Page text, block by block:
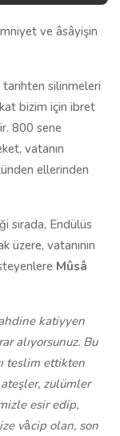
ve âsâyişin
tarihten silinmeleri
bizim için ibret
800 sene
vatanın
ellerinden
sırada, Endülüs
üzere, vatanının
Mûsâ
katiyyen
alıyorsunuz. Bu
teslim ettikten
zulümler
esir edip,
vâcip olan, son